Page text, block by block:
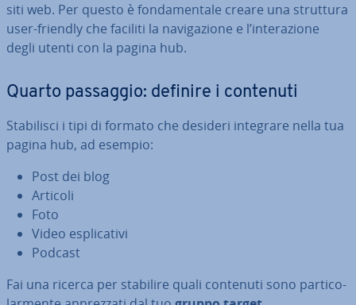
siti web. Per questo è fon­da­men­ta­le creare una struttura
user-friendly che faciliti la na­vi­ga­zio­ne e l’in­te­ra­zio­ne
degli utenti con la pagina hub.
Quarto passaggio: definire i contenuti
Sta­bi­li­sci i tipi di formato che desideri integrare nella tua
pagina hub, ad esempio:
Post dei blog
Articoli
Foto
Video espli­ca­ti­vi
Podcast
Fai una ricerca per stabilire quali contenuti sono par­ti­co­